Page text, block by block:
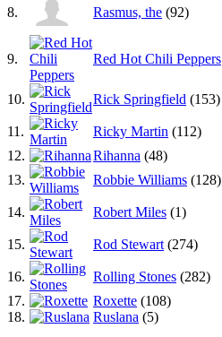
8. Rasmus, the (92)
9. Red Hot Chili Peppers
10. Rick Springfield (153)
11. Ricky Martin (112)
12.
Rihanna (48)
13.
Robbie Williams (128)
14. Robert Miles (1)
15. Rod Stewart (274)
16. Rolling Stones (282)
17.
Roxette (108)
18.
Ruslana (5)